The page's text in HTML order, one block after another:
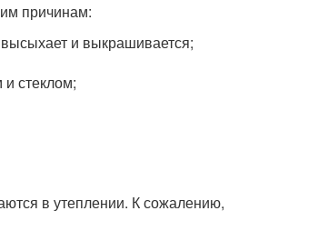
причинам:
и выкрашивается;
стеклом;
в утеплении. К сожалению,